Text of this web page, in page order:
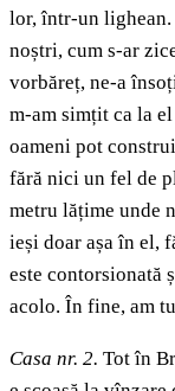
lor, într-un lighean.
noștri, cum s-ar
vorbăreț, ne-a
m-am simțit ca la
oameni pot
fără nici un fel de
metru lățime unde
ieși doar așa în el,
este contorsionată
acolo. În fine, am
Casa nr. 2. Tot în